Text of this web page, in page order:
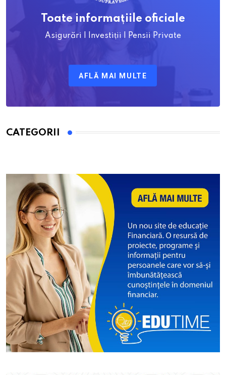
Toate informațiile oficiale
Asigurări | Investiții | Pensii Private
AFLĂ MAI MULTE
CATEGORII